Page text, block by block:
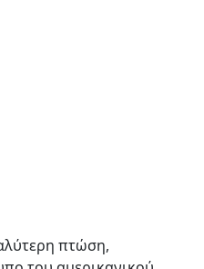
πτώση,